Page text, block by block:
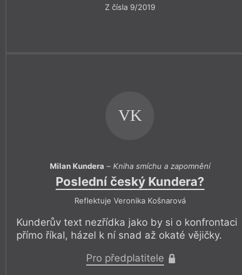
Z čísla 9/2019
VK
Milan Kundera – Kniha smíchu a zapomnění
Poslední český Kundera?
Reflektuje Veronika Košnarová
Kunderův text nezřídka jako by si o konfrontaci
přímo říkal, házel k ní snad až okaté vějičky.
Pro předplatitele